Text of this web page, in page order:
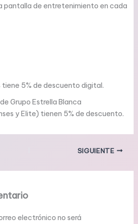
pantalla de entretenimiento en cada
tiene 5% de descuento digital.
Grupo Estrella Blanca
y Elite) tienen 5% de descuento.
SIGUIENTE
electrónico no será